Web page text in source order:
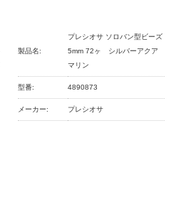
製品名:
プレシオサ ソロバン型ビーズ
5mm 72ヶ シルバーアクア
マリン
型番: 4890873
メーカー: プレシオサ